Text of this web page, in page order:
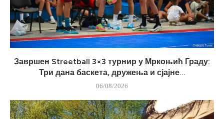
Завршен Streetball 3×3 турнир у Мркоњић Граду:
Три дана баскета, дружења и сјајне...
06/08/2026